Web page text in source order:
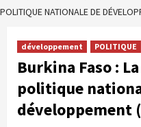
POLITIQUE NATIONALE DE
développement POLITIQUE
Burkina Faso :
politique
développement